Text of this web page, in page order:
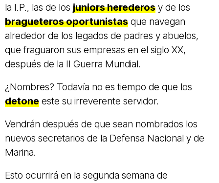
la I.P., las de los juniors herederos y de los
bragueteros oportunistas que navegan
alrededor de los legados de padres y abuelos,
que fraguaron sus empresas en el siglo XX,
después de la II Guerra Mundial.
¿Nombres? Todavía no es tiempo de que los
detone este su irreverente servidor.
Vendrán después de que sean nombrados los
nuevos secretarios de la Defensa Nacional y de
Marina.
Esto ocurrirá en la segunda semana de